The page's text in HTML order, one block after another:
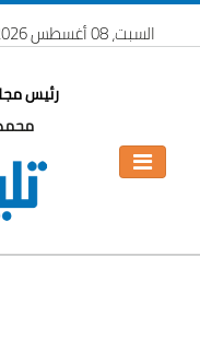
السبت، 08 أغسطس 2026
رئيس